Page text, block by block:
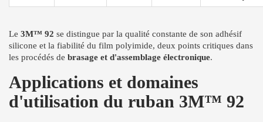
Le 3M™ 92 se distingue par la qualité constante de son adhésif
silicone et la fiabilité du film polyimide, deux points critiques dans
les procédés de brasage et d'assemblage électronique.
Applications et domaines
d'utilisation du ruban 3M™ 92